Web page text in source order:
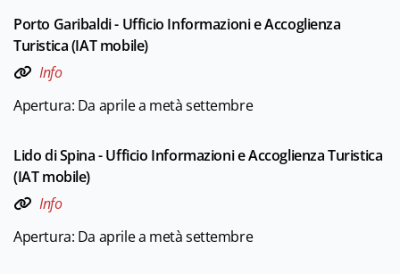
Porto Garibaldi - Ufficio Informazioni e Accoglienza
Turistica (IAT mobile)
Info
Apertura: Da aprile a metà settembre
Lido di Spina - Ufficio Informazioni e Accoglienza Turistica
(IAT mobile)
Info
Apertura: Da aprile a metà settembre